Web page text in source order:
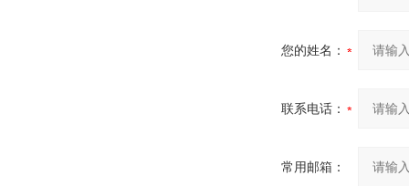
您的姓名：
联系电话：
常用邮箱：